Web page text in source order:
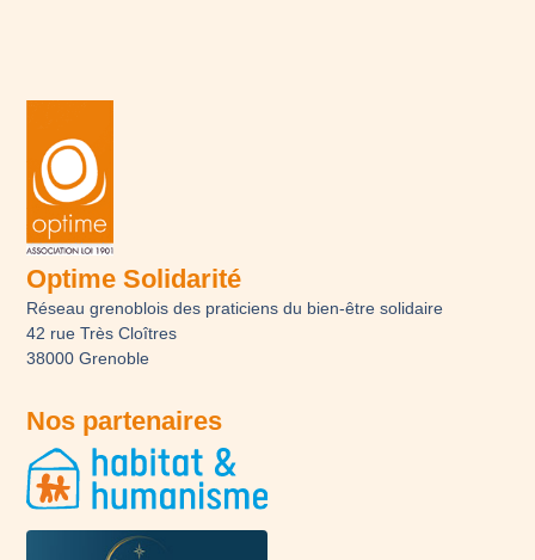
Optime Solidarité
Réseau grenoblois des praticiens du bien-être solidaire
42 rue Très Cloîtres
38000 Grenoble
Nos partenaires